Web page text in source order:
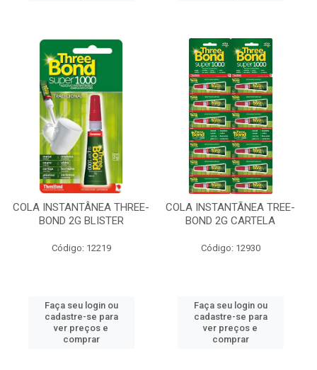
COLA INSTANTÂNEA THREE-
BOND 2G BLISTER
Código: 12219
Faça seu login ou
cadastre-se para
ver preços e
comprar
COLA INSTANTÃNEA TREE-
BOND 2G CARTELA
Código: 12930
Faça seu login ou
cadastre-se para
ver preços e
comprar